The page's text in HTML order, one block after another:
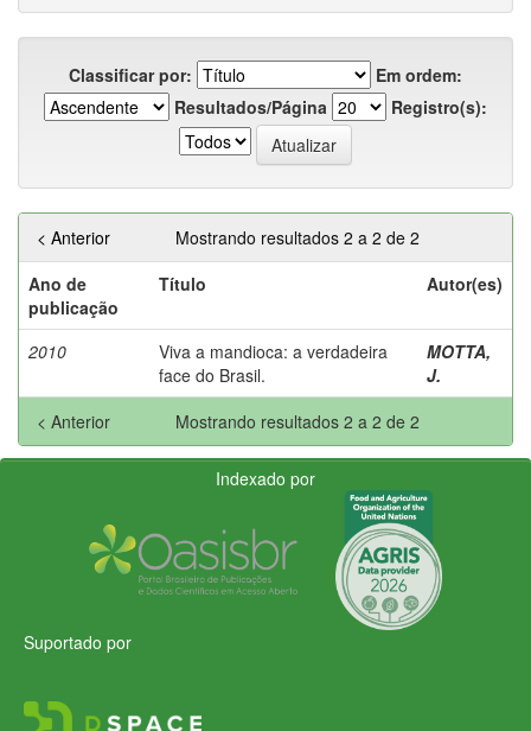
Classificar por:
Em ordem:
Resultados/Página
Registro(s):
Mostrando resultados 2 a 2 de 2
< Anterior
Ano de
publicação
Título Autor(es)
2010
Viva a mandioca: a verdadeira
face do Brasil.
MOTTA,
J.
Mostrando resultados 2 a 2 de 2
< Anterior
Indexado por
Suportado por